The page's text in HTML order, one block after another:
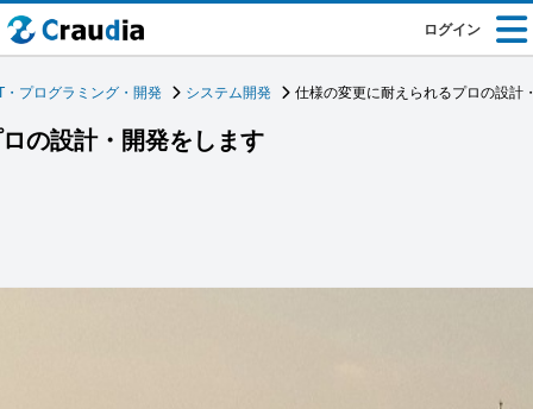
ログイン
・プログラミング・開発 システム開発 仕様の変更に耐えられるプロの設計
の設計・開発をします